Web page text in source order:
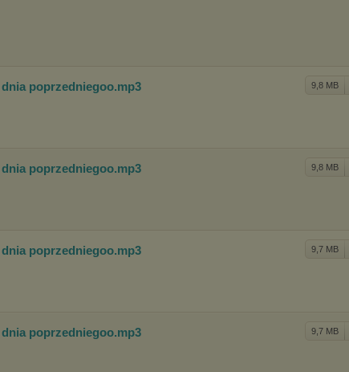
9,8 MB
dnia poprzedniegoo.mp3
9,8 MB
dnia poprzedniegoo.mp3
9,7 MB
dnia poprzedniegoo.mp3
9,7 MB
dnia poprzedniegoo.mp3